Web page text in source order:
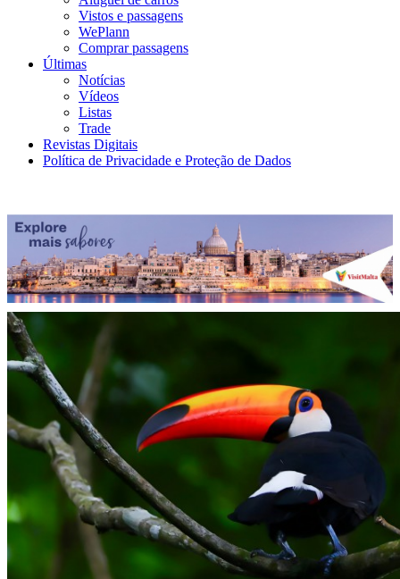
Vistos e passagens
WePlann
Comprar passagens
Últimas
Notícias
Vídeos
Listas
Trade
Revistas Digitais
Política de Privacidade e Proteção de Dados